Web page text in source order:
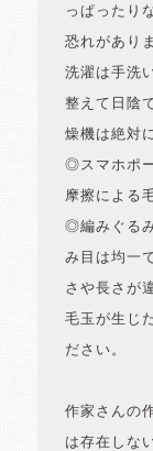
っぱったり
恐れがあり
洗濯は手洗
整えて日陰
燥機は絶対
◎スマホポ
摩擦による
◎編みぐる
み目は均一
さや長さが
毛玉が生じ
ださい。
作家さんの
は存在しな